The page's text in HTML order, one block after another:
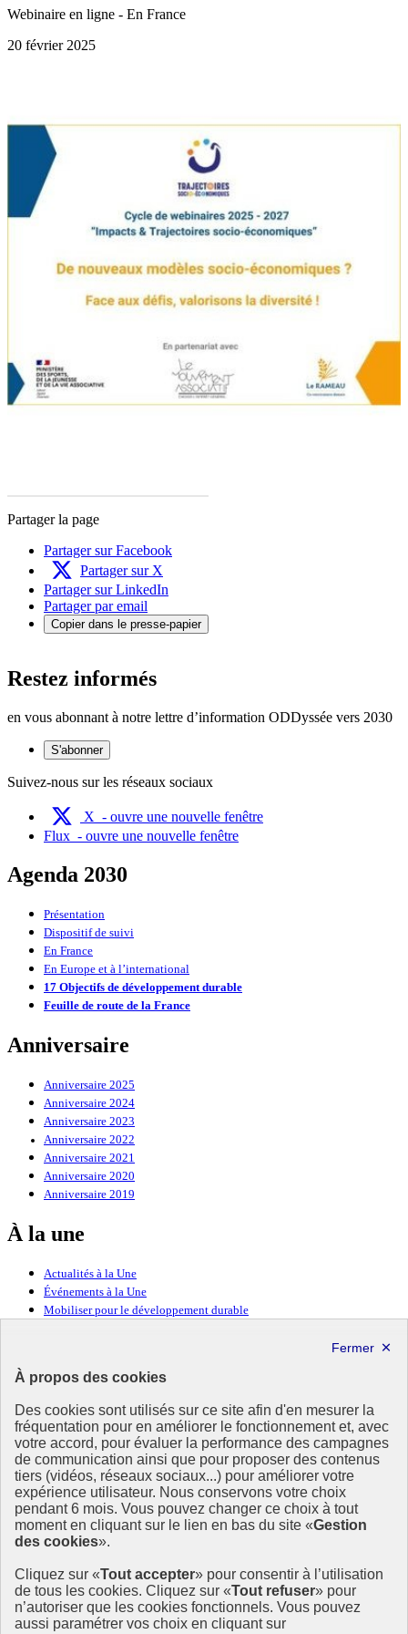
À propos des cookies
Des cookies sont utilisés sur ce site afin d'en mesurer la
fréquentation pour en améliorer le fonctionnement et, avec
votre accord, pour évaluer la performance des campagnes
de communication ainsi que pour proposer des contenus
tiers (vidéos, réseaux sociaux...) pour améliorer votre
expérience utilisateur. Nous conservons votre choix
pendant 6 mois. Vous pouvez changer ce choix à tout
moment en cliquant sur le lien en bas du site «Gestion
des cookies».
Cliquez sur «Tout accepter» pour consentir à l’utilisation
de tous les cookies. Cliquez sur «Tout refuser» pour
n’autoriser que les cookies fonctionnels. Vous pouvez
aussi paramétrer vos choix en cliquant sur
Webinaire en ligne - En France
20 février 2025
Partager la page
Partager sur Facebook
Partager sur X
Partager sur LinkedIn
Partager par email
Copier dans le presse-papier
Restez informés
en vous abonnant à notre lettre d’information ODDyssée vers 2030
S'abonner
Suivez-nous sur les réseaux sociaux
X - ouvre une nouvelle fenêtre
Flux - ouvre une nouvelle fenêtre
Agenda 2030
Présentation
Dispositif de suivi
En France
En Europe et à l’international
17 Objectifs de développement durable
Feuille de route de la France
Anniversaire
Anniversaire 2025
Anniversaire 2024
Anniversaire 2023
Anniversaire 2022
Anniversaire 2021
Anniversaire 2020
Anniversaire 2019
À la une
Actualités à la Une
Événements à la Une
Mobiliser pour le développement durable
Ressources
Ressources
La Méth’ODD
Gouvernement
Ce site propose l’information de référence concernant l’Agenda
2030 et la feuille de route de la France. Il valorise la mobilisation de
tous les acteurs.
info.gouv.fr- ouvre une nouvelle fenêtre
service-public.fr - ouvre une nouvelle fenêtre
legifrance.gouv.fr- ouvre une nouvelle fenêtre
data.gouv.fr- ouvre une nouvelle fenêtre